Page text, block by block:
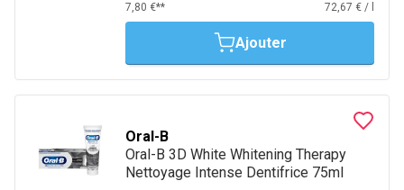
7,80 €** 72,67 € /
Ajouter
Oral-B
Oral-B 3D White Whitening Therapy
Nettoyage Intense Dentifrice 75ml